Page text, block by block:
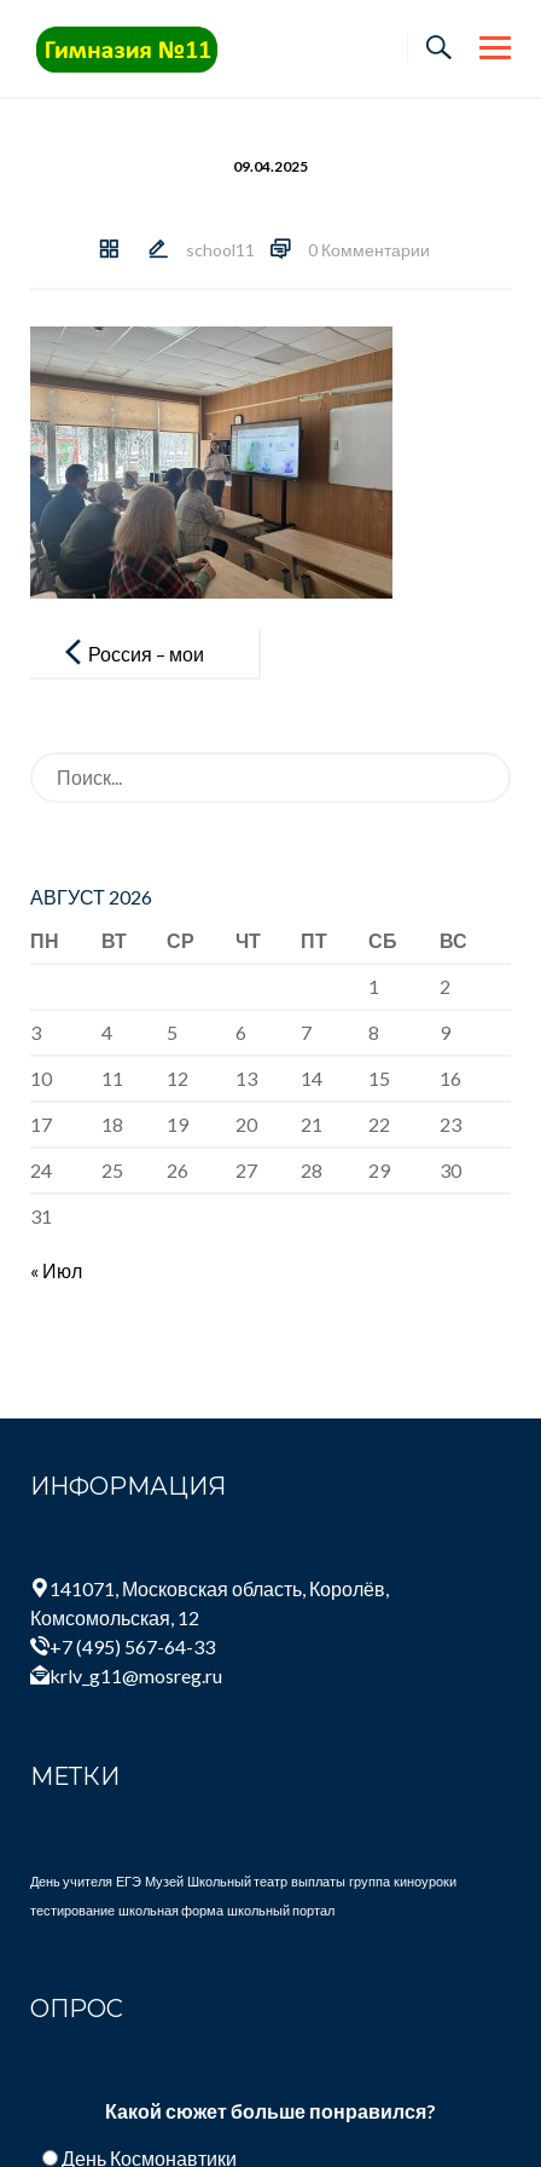
content
09.04.2025
school11 0 Комментарии
записям
Россия – мои
Искать:
АВГУСТ 2026
ПН
ВТ СР ЧТ ПТ СБ
ВС
1
2
3
4 5 6 7 8
9
10
11 12 13 14 15
16
17
18 19 20 21 22
23
24
25 26 27 28 29
30
31
« Июл
ИНФОРМАЦИЯ
141071, Московская область, Королёв,
Комсомольская, 12
+7 (495) 567-64-33
krlv_g11@mosreg.ru
МЕТКИ
День учителя ЕГЭ Музей Школьный театр выплаты группа киноуроки
тестирование школьная форма школьный портал
ОПРОС
Какой сюжет больше понравился?
День Космонавтики